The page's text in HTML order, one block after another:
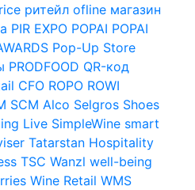
ритейл ofline магазин
PIR EXPO POPAI POPAI
Pop-Up Store
PRODFOOD QR-код
CFO ROPO ROWI
SCM Alco Selgros Shoes
Live SimpleWine smart
Tatarstan Hospitality
TSC Wanzl well-being
Wine Retail WMS